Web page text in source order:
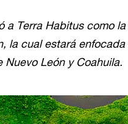
a Terra Habitus como
la cual estará
León y Coahuila.